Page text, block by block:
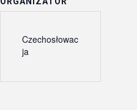
Czechosłowac
ja